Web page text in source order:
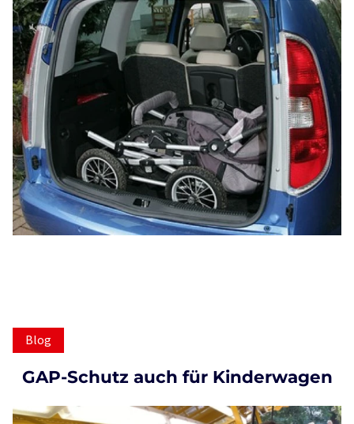
Blog
GAP-Schutz auch für Kinderwagen